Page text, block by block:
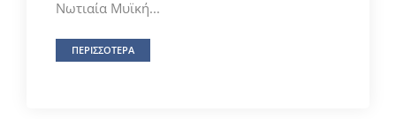
Νωτιαία Μυϊκή...
ΠΕΡΙΣΣΟΤΕΡΑ